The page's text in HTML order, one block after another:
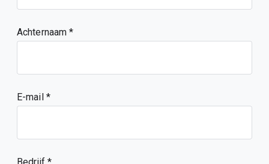
Achternaam
E-mail